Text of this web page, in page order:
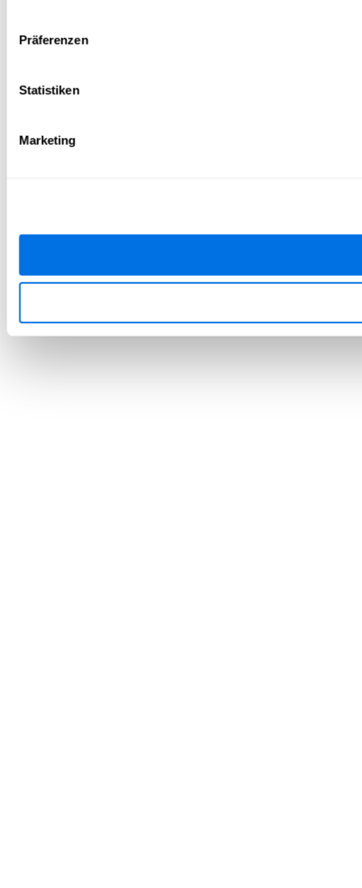
Präferenzen
Statistiken
Marketing